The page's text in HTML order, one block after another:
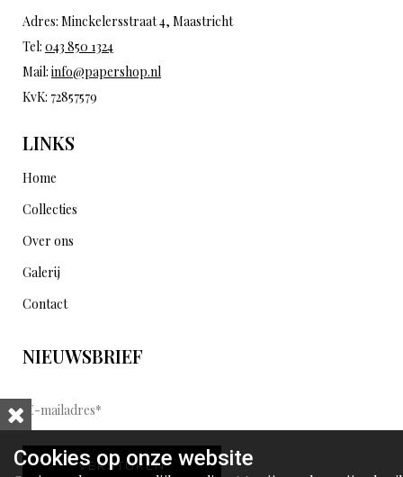
Adres: Minckelersstraat 4, Maastricht
Tel: 043 850 1324
Mail: info@papershop.nl
KvK: 72857579
LINKS
Home
Collecties
Over ons
Galerij
Contact
NIEUWSBRIEF
E
-
m
a
VERSTUREN
Cookies op onze website